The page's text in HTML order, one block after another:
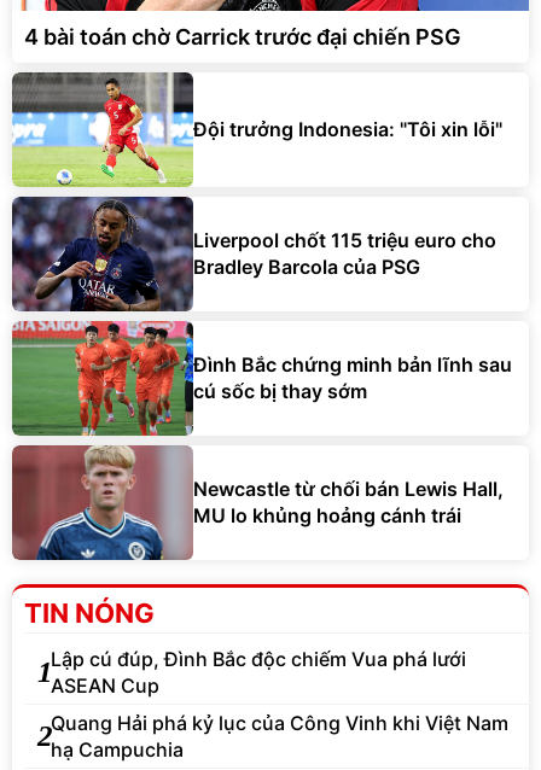
4 bài toán chờ Carrick trước đại chiến PSG
Đội trưởng Indonesia: "Tôi xin lỗi"
Liverpool chốt 115 triệu euro cho
Bradley Barcola của PSG
Đình Bắc chứng minh bản lĩnh sau
cú sốc bị thay sớm
Newcastle từ chối bán Lewis Hall,
MU lo khủng hoảng cánh trái
TIN NÓNG
1Lập cú đúp, Đình Bắc độc chiếm Vua phá lưới
ASEAN Cup
2Quang Hải phá kỷ lục của Công Vinh khi Việt Nam
hạ Campuchia